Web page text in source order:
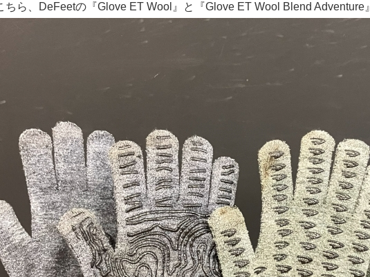
ちら、DeFeetの『Glove ET Wool』と『Glove ET Wool Blend Adventure